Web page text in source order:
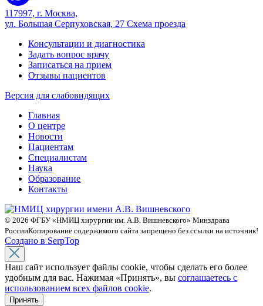
117997, г. Москва,
ул. Большая Серпуховская, 27 Схема проезда
Консультации и диагностика
Задать вопрос врачу
Записаться на прием
Отзывы пациентов
Версия для слабовидящих
Главная
О центре
Новости
Пациентам
Специалистам
Наука
Образование
Контакты
© 2026 ФГБУ «НМИЦ хирургии им. А.В. Вишневского» Минздрава
РоссииКопирование содержимого сайта запрещено без ссылки на источник!
Создано в SerpTop
Наш сайт использует файлы cookie, чтобы сделать его более
удобным для вас. Нажимая «Принять», вы соглашаетесь с
использованием всех файлов cookie.
Принять